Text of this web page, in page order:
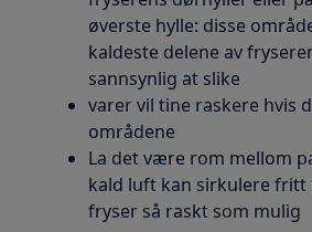
øverste hylle: disse
kaldeste delene av
sannsynlig at slike
varer vil tine raskere hvis
områdene
La det være rom mellom
kald luft kan sirkulere fritt
fryser så raskt som mulig